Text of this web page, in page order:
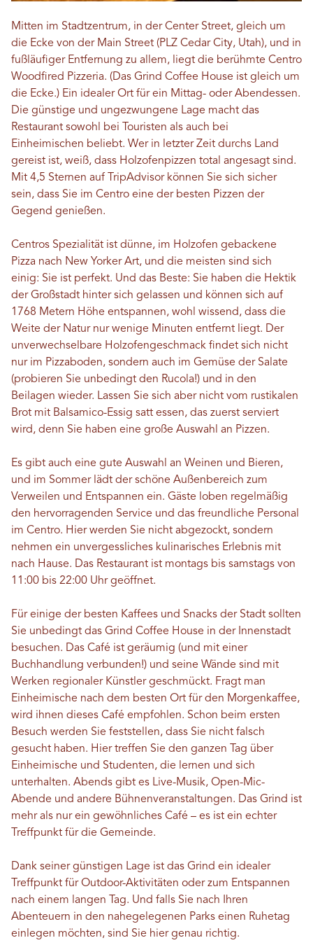
Mitten im Stadtzentrum, in der Center Street, gleich um
die Ecke von der Main Street (PLZ Cedar City, Utah), und in
fußläufiger Entfernung zu allem, liegt die berühmte Centro
Woodfired Pizzeria. (Das Grind Coffee House ist gleich um
die Ecke.) Ein idealer Ort für ein Mittag- oder Abendessen.
Die günstige und ungezwungene Lage macht das
Restaurant sowohl bei Touristen als auch bei
Einheimischen beliebt. Wer in letzter Zeit durchs Land
gereist ist, weiß, dass Holzofenpizzen total angesagt sind.
Mit 4,5 Sternen auf TripAdvisor können Sie sich sicher
sein, dass Sie im Centro eine der besten Pizzen der
Gegend genießen.
Centros Spezialität ist dünne, im Holzofen gebackene
Pizza nach New Yorker Art, und die meisten sind sich
einig: Sie ist perfekt. Und das Beste: Sie haben die Hektik
der Großstadt hinter sich gelassen und können sich auf
1768 Metern Höhe entspannen, wohl wissend, dass die
Weite der Natur nur wenige Minuten entfernt liegt. Der
unverwechselbare Holzofengeschmack findet sich nicht
nur im Pizzaboden, sondern auch im Gemüse der Salate
(probieren Sie unbedingt den Rucola!) und in den
Beilagen wieder. Lassen Sie sich aber nicht vom rustikalen
Brot mit Balsamico-Essig satt essen, das zuerst serviert
wird, denn Sie haben eine große Auswahl an Pizzen.
Es gibt auch eine gute Auswahl an Weinen und Bieren,
und im Sommer lädt der schöne Außenbereich zum
Verweilen und Entspannen ein. Gäste loben regelmäßig
den hervorragenden Service und das freundliche Personal
im Centro. Hier werden Sie nicht abgezockt, sondern
nehmen ein unvergessliches kulinarisches Erlebnis mit
nach Hause. Das Restaurant ist montags bis samstags von
11:00 bis 22:00 Uhr geöffnet.
Für einige der besten Kaffees und Snacks der Stadt sollten
Sie unbedingt das Grind Coffee House in der Innenstadt
besuchen. Das Café ist geräumig (und mit einer
Buchhandlung verbunden!) und seine Wände sind mit
Werken regionaler Künstler geschmückt. Fragt man
Einheimische nach dem besten Ort für den Morgenkaffee,
wird ihnen dieses Café empfohlen. Schon beim ersten
Besuch werden Sie feststellen, dass Sie nicht falsch
gesucht haben. Hier treffen Sie den ganzen Tag über
Einheimische und Studenten, die lernen und sich
unterhalten. Abends gibt es Live-Musik, Open-Mic-
Abende und andere Bühnenveranstaltungen. Das Grind ist
mehr als nur ein gewöhnliches Café – es ist ein echter
Treffpunkt für die Gemeinde.
Dank seiner günstigen Lage ist das Grind ein idealer
Treffpunkt für Outdoor-Aktivitäten oder zum Entspannen
nach einem langen Tag. Und falls Sie nach Ihren
Abenteuern in den nahegelegenen Parks einen Ruhetag
einlegen möchten, sind Sie hier genau richtig.